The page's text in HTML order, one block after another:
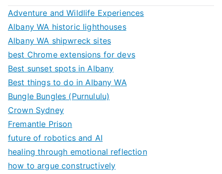
Adventure and Wildlife Experiences
Albany WA historic lighthouses
Albany WA shipwreck sites
best Chrome extensions for devs
Best sunset spots in Albany
Best things to do in Albany WA
Bungle Bungles (Purnululu)
Crown Sydney
Fremantle Prison
future of robotics and AI
healing through emotional reflection
how to argue constructively